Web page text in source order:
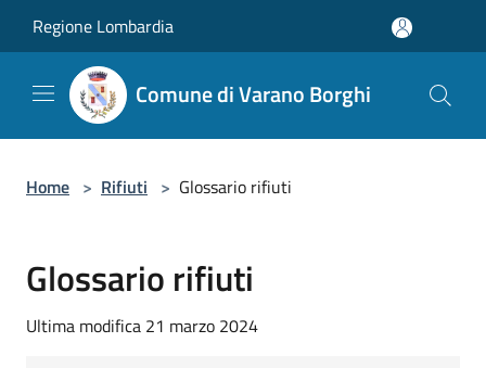
Regione Lombardia
Comune di Varano Borghi
Home > Rifiuti > Glossario rifiuti
Glossario rifiuti
Ultima modifica 21 marzo 2024